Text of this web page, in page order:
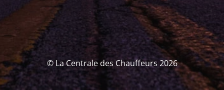
© La Centrale des Chauffeurs 2026